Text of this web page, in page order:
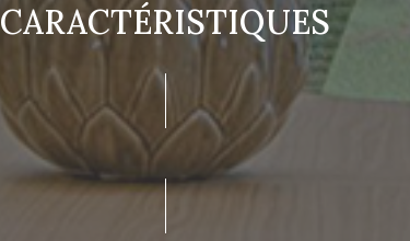
CARACTÉRISTIQUES